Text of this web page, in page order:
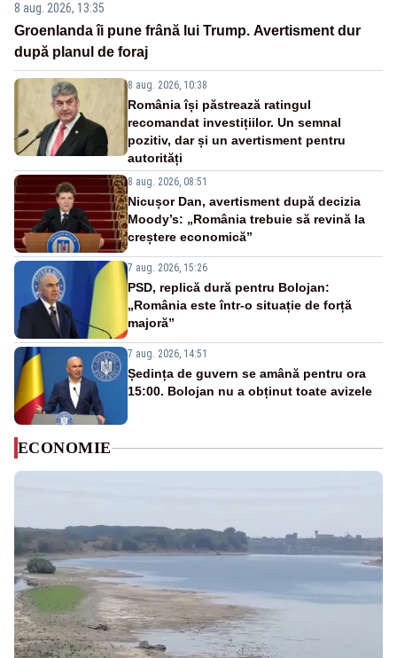
8 aug. 2026, 13:35
Groenlanda îi pune frână lui Trump. Avertisment dur
după planul de foraj
8 aug. 2026, 10:38
România își păstrează ratingul
recomandat investițiilor. Un semnal
pozitiv, dar și un avertisment pentru
autorități
8 aug. 2026, 08:51
Nicușor Dan, avertisment după decizia
Moody’s: „România trebuie să revină la
creștere economică”
7 aug. 2026, 15:26
PSD, replică dură pentru Bolojan:
„România este într-o situație de forță
majoră”
7 aug. 2026, 14:51
Ședința de guvern se amână pentru ora
15:00. Bolojan nu a obținut toate avizele
ECONOMIE